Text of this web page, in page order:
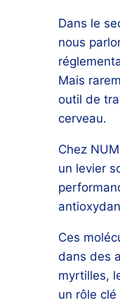
Dans le
nous
Mais
outil de
cerveau.
Chez
un levier
Ces
dans des
myrtilles,
un rôle